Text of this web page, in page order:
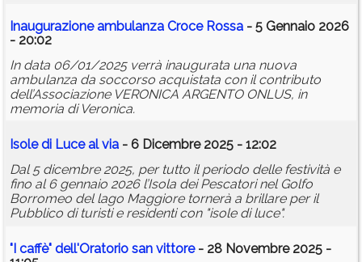
Inaugurazione ambulanza Croce Rossa - 5 Gennaio 2026
- 20:02
In data 06/01/2025 verrà inaugurata una nuova
ambulanza da soccorso acquistata con il contributo
dell’Associazione VERONICA ARGENTO ONLUS, in
memoria di Veronica.
Isole di Luce al via - 6 Dicembre 2025 - 12:02
Dal 5 dicembre 2025, per tutto il periodo delle festività e
fino al 6 gennaio 2026 l’Isola dei Pescatori nel Golfo
Borromeo del lago Maggiore tornerà a brillare per il
Pubblico di turisti e residenti con "isole di luce".
"I caffè" dell'Oratorio san vittore- 28 Novembre 2025 -